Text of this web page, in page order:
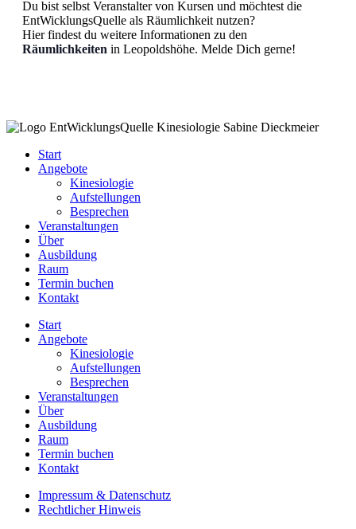
Du bist selbst Veranstalter von Kursen und möchtest die
EntWicklungsQuelle als Räumlichkeit nutzen?
Hier findest du weitere Informationen zu den
Räumlichkeiten in Leopoldshöhe. Melde Dich gerne!
Start
Angebote
Kinesiologie
Aufstellungen
Besprechen
Veranstaltungen
Über
Ausbildung
Raum
Termin buchen
Kontakt
Start
Angebote
Kinesiologie
Aufstellungen
Besprechen
Veranstaltungen
Über
Ausbildung
Raum
Termin buchen
Kontakt
Impressum & Datenschutz
Rechtlicher Hinweis